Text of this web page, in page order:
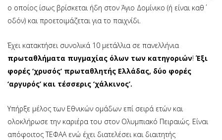
ο οποίος ίσως βρίσκεται ήδη στον Άγιο Δομίνικο (ή είναι καθ΄
οδόν) και προετοιμάζεται για το παιχνίδι.
Έχει κατακτήσει συνολικά 10 μετάλλια σε πανελλήνια
πρωταθλήματα πυγμαχίας όλων των κατηγοριών! Έξι
φορές ‘χρυσός’ πρωταθλητής Ελλάδας, δύο φορές
‘αργυρός’ και τέσσερις ‘χάλκινος’.
Υπήρξε μέλος των Εθνικών ομάδων επί σειρά ετών και
ολοκλήρωσε την καριέρα του στον Ολυμπιακό Πειραιώς. Είναι
απόφοιτος ΤΕΦΑΑ ενώ έχει διατελέσει και διαιτητής